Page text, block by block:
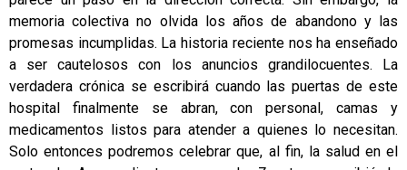
memoria colectiva no olvida los años de abandono y las
promesas incumplidas. La historia reciente nos ha enseñado
a ser cautelosos con los anuncios grandilocuentes. La
verdadera crónica se escribirá cuando las puertas de este
hospital finalmente se abran, con personal, camas y
medicamentos listos para atender a quienes lo necesitan.
Solo entonces podremos celebrar que, al fin, la salud en el